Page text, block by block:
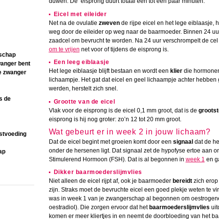
bent
zwanger
de
Eicel met eileider
Net na de ovulatie zwevende rijpe eicel en het lege eiblaasje,
weg door de eileider op weg naar de baarmoeder. Binnen 24
zaadcel om bevrucht te worden. Na 24 uur verschrompelt de
om te vrijen net voor of tijdens de eisprong is.
Een leeg eiblaasje
Het lege eiblaasje blijft bestaan en wordt een klierdie
lichaampje. Het gat dat eicel en geel lichaampje achter
werden, herstelt zich snel.
Grootte van de eicel
Vlak voor de eisprong is de eicel 0,1 mm groot, dat is de
eisprong is hij nog groter: zo’n 12 tot 20 mm groot.
Wat gebeurt er in week 2 in jouw lichaam?
Dat de eicel begint met groeien komt door een signaaldat de
onder de hersenen ligt. Dat signaal zet de hypofyse ertoe aan
Stimulerend Hormoon (FSH). Dat is al begonnen in week 1 en
Dikker baarmoederslijmvlies
Niet alleen de eicel rijpt af, ook je baarmoeder bereidtzich erop
zijn. Straks moet de bevruchte eicel een goed plekje weten te
was in week 1 van je zwangerschap al begonnen om
oestradiol). Die zorgen ervoor dat het baarmoederslijmvlies
komen er meer kliertjes in en neemt de doorbloeding van het